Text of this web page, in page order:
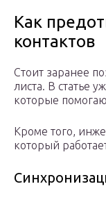
Как
контактов
Стоит заранее
листа. В статье
которые
Кроме того,
который